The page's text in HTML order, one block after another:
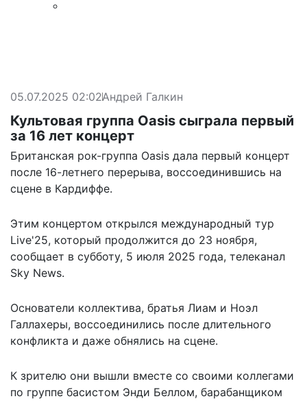
05.07.2025 02:02Андрей Галкин
Культовая группа Oasis сыграла первый
за 16 лет концерт
Британская рок-группа Oasis дала первый концерт
после 16-летнего перерыва, воссоединившись на
сцене в Кардиффе.
Этим концертом открылся международный тур
Live'25, который продолжится до 23 ноября,
сообщает в субботу, 5 июля 2025 года, телеканал
Sky News.
Основатели коллектива, братья Лиам и Ноэл
Галлахеры, воссоединились после длительного
конфликта и даже обнялись на сцене.
К зрителю они вышли вместе со своими коллегами
по группе басистом Энди Беллом, барабанщиком